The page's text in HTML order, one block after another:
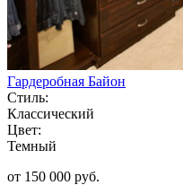
Гардеробная Байон
Стиль:
Классический
Цвет:
Темный
от 150 000 руб.